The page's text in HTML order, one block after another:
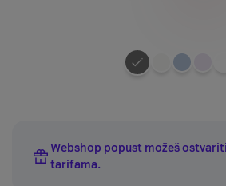
Webshop popust možeš
tarifama.